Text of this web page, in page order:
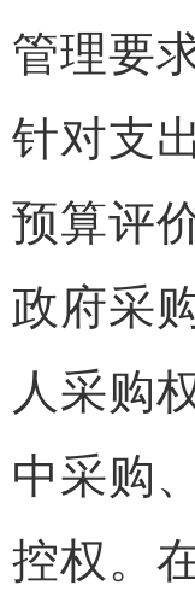
管理要
针对支
预算评
政府采
人采购
中采购
控权。